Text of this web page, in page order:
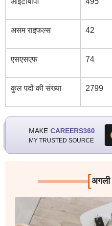
असम राइफल्स 42
एसएसएफ 74
कुल पदों की संख्या 2799
MAKE CAREERS360
MY TRUSTED SOURCE
[